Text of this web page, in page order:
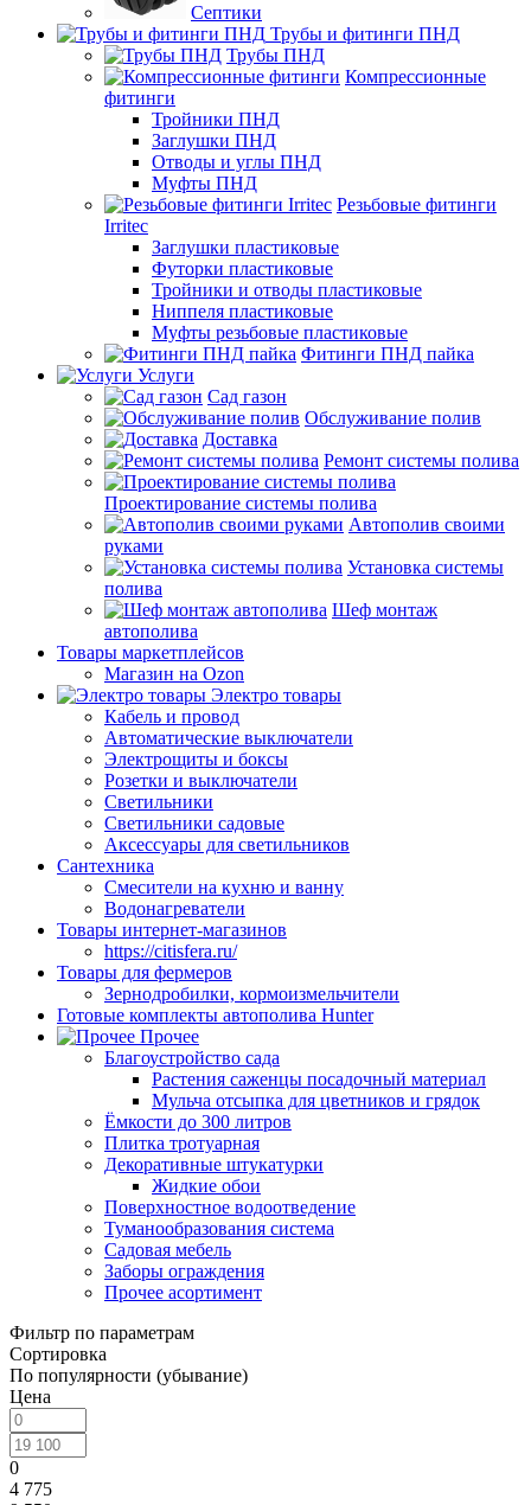
Септики
Трубы и фитинги ПНД
Трубы ПНД
Компрессионные
фитинги
Тройники ПНД
Заглушки ПНД
Отводы и углы ПНД
Муфты ПНД
Резьбовые фитинги
Irritec
Заглушки пластиковые
Футорки пластиковые
Тройники и отводы пластиковые
Ниппеля пластиковые
Муфты резьбовые пластиковые
Фитинги ПНД пайка
Услуги
Сад газон
Обслуживание полив
Доставка
Ремонт системы полива
Проектирование системы полива
Автополив своими
руками
Установка системы
полива
Шеф монтаж
автополива
Товары маркетплейсов
Магазин на Ozon
Электро товары
Кабель и провод
Автоматические выключатели
Электрощиты и боксы
Розетки и выключатели
Светильники
Светильники садовые
Аксессуары для светильников
Сантехника
Смесители на кухню и ванну
Водонагреватели
Товары интернет-магазинов
https://citisfera.ru/
Товары для фермеров
Зернодробилки, кормоизмельчители
Готовые комплекты автополива Hunter
Прочее
Благоустройство сада
Растения саженцы посадочный материал
Мульча отсыпка для цветников и грядок
Ёмкости до 300 литров
Плитка тротуарная
Декоративные штукатурки
Жидкие обои
Поверхностное водоотведение
Туманообразования система
Садовая мебель
Заборы ограждения
Прочее асортимент
Фильтр по параметрам
Сортировка
По популярности (убывание)
Цена
0
4 775